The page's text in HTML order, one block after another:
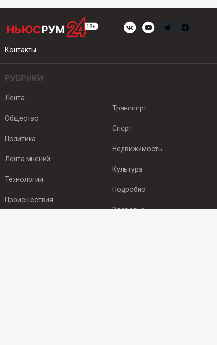
Контакты
РУБРИКИ
Лента
Общество
Политика
Лента мнений
Технологии
Происшествия
Транспорт
Спорт
Недвижимость
Культура
Подробно
Здоровье